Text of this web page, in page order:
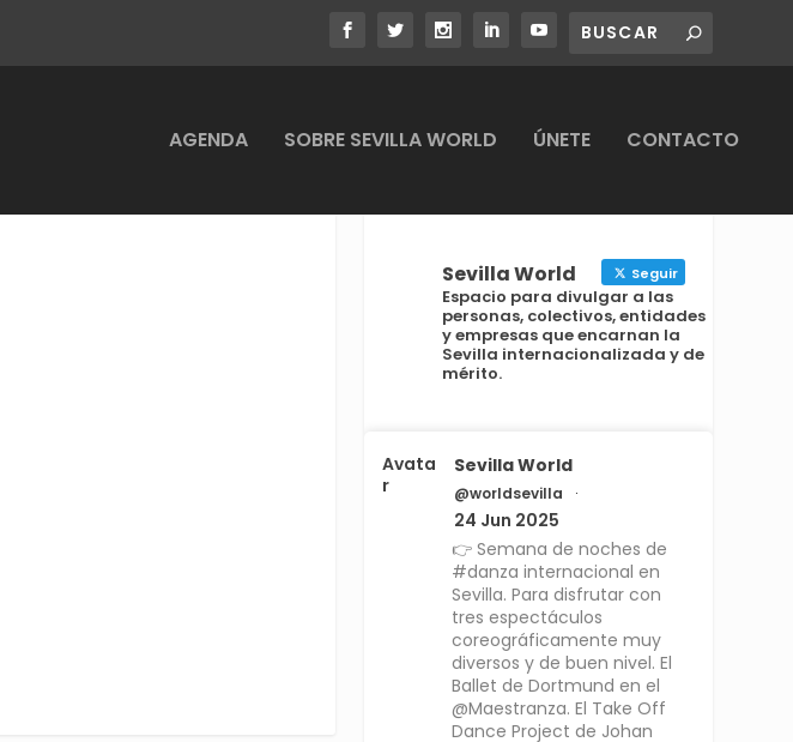
AGENDA SOBRE SEVILLA WORLD ÚNETE CONTACTO
Sevilla World Seguir
Espacio para divulgar a las
personas, colectivos, entidades
y empresas que encarnan la
Sevilla internacionalizada y de
mérito.
Avata
r
Sevilla World
@worldsevilla ·
24 Jun 2025
👉 Semana de noches de
#danza internacional en
Sevilla. Para disfrutar con
tres espectáculos
coreográficamente muy
diversos y de buen nivel. El
Ballet de Dortmund en el
@Maestranza. El Take Off
Dance Project de Johan